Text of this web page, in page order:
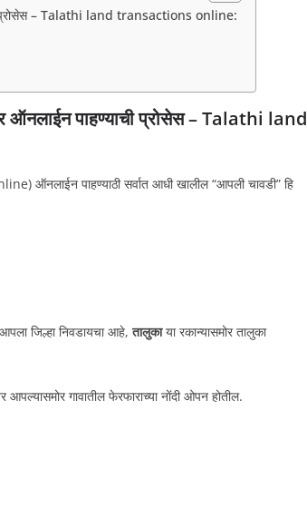
प्रोसेस – Talathi land transactions online:
ऑनलाईन पाहण्याची प्रोसेस – Talathi land
ऑनलाईन पाहण्याठी सर्वात आधी खालील “आपली चावडी” हि
आपला जिल्हा निवडायचा आहे,तालुकाया रकान्यासमोर तालुका
आपल्यासमोर गावातील फेरफाराच्या नोंदी ओपन होतील.